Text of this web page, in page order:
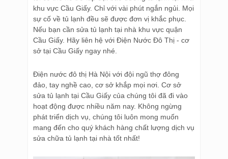
khu vực Cầu Giấy. Chỉ với vài phút ngắn ngủi. Mọi
sự cố về tủ lạnh đều sẽ được đơn vị khắc phục.
Nếu bạn cần sửa tủ lạnh tại nhà khu vực quận
Cầu Giấy. Hãy liên hệ với Điện Nước Đô Thị - cơ
sở tại Cầu Giấy ngay nhé.
Điện nước đô thị Hà Nội với đội ngũ thợ đông
đảo, tay nghề cao, cơ sở khắp mọi nơi. Cơ sở
sửa tủ lạnh tại Cầu Giấy của chúng tôi đã đi vào
hoạt động được nhiều năm nay. Không ngừng
phát triển dịch vụ, chúng tôi luôn mong muốn
mang đến cho quý khách hàng chất lượng dịch vụ
sửa chữa tủ lạnh tại nhà tốt nhất!